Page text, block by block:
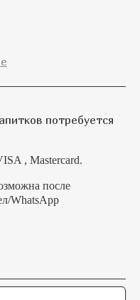
потребуется
, Mastercard.
после
WhatsApp